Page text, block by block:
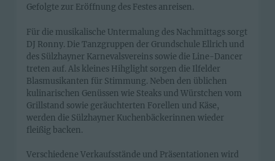
Gefolgte zur Eröffnung des Festes anreisen.
Für die musikalische Untermalung des Nachmittags sorgt
DJ Ronny. Die Tanzgruppen der Grundschule Ellrich und
des Sülzhayner Karnevalsvereins sowie die Line-Dancer
treten auf. Als kleines Hihglight sorgen die Ilfelder
Blasmusikanten für Stimmung. Neben den üblichen
kulinarischen Genüssen wie Steaks und Würstchen vom
Grillstand sowie geräuchterten Forellen und Käse,
werden die Sülzhayner Kuchenbäckerinnen wieder
fleißig backen.
Verschiedene Verkaufsstände und Präsentationen wird